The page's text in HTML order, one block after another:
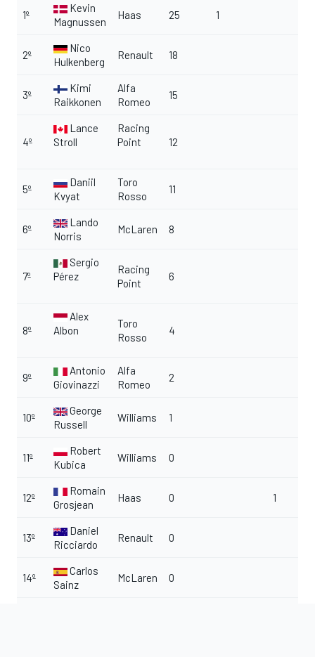
1º
Kevin
Magnussen
Haas 25 1
2º
Nico
Hulkenberg
Renault 18
3º
Kimi
Raikkonen
Alfa
Romeo
15
4º
Lance
Stroll
Racing
Point
12
5º
Daniil
Kvyat
Toro
Rosso
11
6º
Lando
Norris
McLaren 8
7º
Sergio
Pérez
Racing
Point
6
8º
Alex
Albon
Toro
Rosso
4
9º
Antonio
Giovinazzi
Alfa
Romeo
2
10º
George
Russell
Williams 1
11º
Robert
Kubica
Williams 0
12º
Romain
Grosjean
Haas 0 1
13º
Daniel
Ricciardo
Renault 0
14º
Carlos
Sainz
McLaren 0